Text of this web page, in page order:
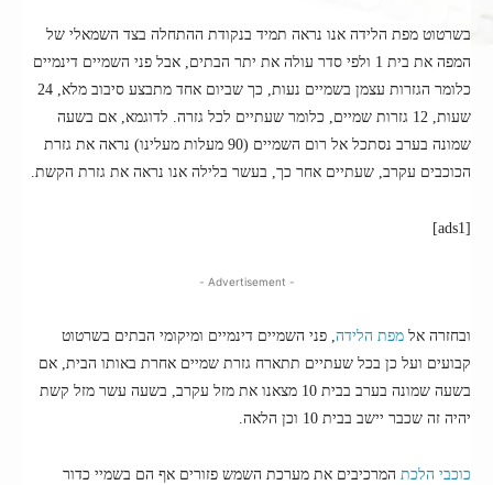
בשרטוט מפת הלידה אנו נראה תמיד בנקודת ההתחלה בצד השמאלי של
המפה את בית 1 ולפי סדר עולה את יתר הבתים, אבל פני השמיים דינמיים
כלומר הגזרות עצמן בשמיים נעות, כך שביום אחד מתבצע סיבוב מלא, 24
שעות, 12 גזרות שמיים, כלומר שעתיים לכל גזרה. לדוגמא, אם בשעה
שמונה בערב נסתכל אל רום השמיים (90 מעלות מעלינו) נראה את גזרת
הכוכבים עקרב, שעתיים אחר כך, בעשר בלילה אנו נראה את גזרת הקשת.
[ads1]
- Advertisement -
ובחזרה אל מפת הלידה, פני השמיים דינמיים ומיקומי הבתים בשרטוט
קבועים ועל כן בכל שעתיים תתארח גזרת שמיים אחרת באותו הבית, אם
בשעה שמונה בערב בבית 10 מצאנו את מזל עקרב, בשעה עשר מזל קשת
יהיה זה שכבר יישב בבית 10 וכן הלאה.
כוכבי הלכת המרכיבים את מערכת השמש פזורים אף הם בשמיי כדור